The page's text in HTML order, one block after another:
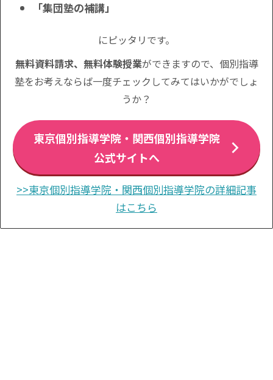
「集団塾の補講」
にピッタリです。
無料資料請求、無料体験授業ができますので、個別指導
塾をお考えならば一度チェックしてみてはいかがでしょ
うか？
東京個別指導学院・関西個別指導学院
公式サイトへ
>>東京個別指導学院・関西個別指導学院の詳細記事
はこちら